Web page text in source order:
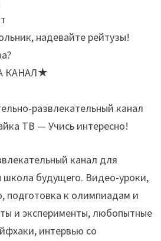
надевайте рейтузы!
КАНАЛ★
развлекательный канал
ТВ — Учись интересно!
канал для
будущего. Видео-уроки,
подготовка к олимпиадам и
и эксперименты, любопытные
интервью со